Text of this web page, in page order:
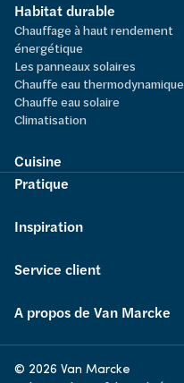
Habitat durable
Chauffage à haut rendement
énergétique
Les panneaux solaires
Chauffe eau thermodynamique
Chauffe eau solaire
Climatisation
Cuisine
Pratique
Inspiration
Service client
A propos de Van Marcke
© 2026 Van Marcke